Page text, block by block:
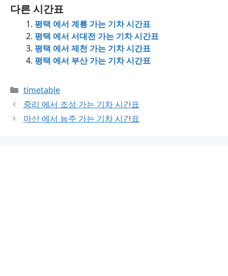
다른 시간표
평택 에서 계룡 가는 기차 시간표
평택 에서 서대전 가는 기차 시간표
평택 에서 제천 가는 기차 시간표
평택 에서 부산 가는 기차 시간표
Categories
timetable
중리 에서 조성 가는 기차 시간표
마산 에서 능주 가는 기차 시간표